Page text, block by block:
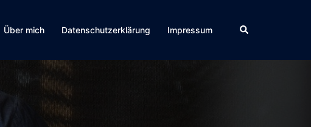
Über mich Datenschutzerklärung Impressum Suche